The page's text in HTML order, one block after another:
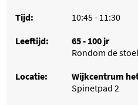
10:45 - 11:30
65 - 100 jr
Rondom de stoel
Wijkcentrum
Spinetpad 2